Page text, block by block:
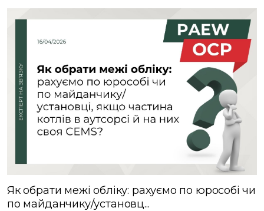
Як обрати межі обліку: рахуємо по юрособі чи
по майданчику/установц...